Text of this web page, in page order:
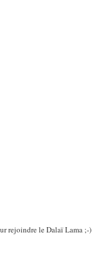
rejoindre le Dalaï Lama ;-)